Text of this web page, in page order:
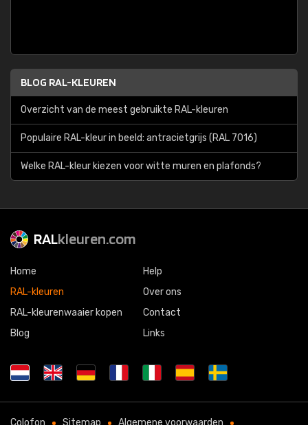
BLOG RAL-KLEUREN
Overzicht van de meest gebruikte RAL-kleuren
Populaire RAL-kleur in beeld: antracietgrijs (RAL 7016)
Welke RAL-kleur kiezen voor witte muren en plafonds?
RALkleuren.com
Home
RAL-kleuren
RAL-kleurenwaaier kopen
Blog
Help
Over ons
Contact
Links
Colofon Sitemap Algemene voorwaarden